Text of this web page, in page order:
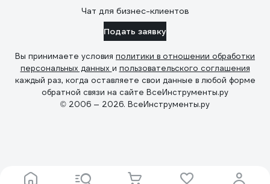
Чат для бизнес-клиентов
Подать заявку
Вы принимаете условия политики в отношении обработки
персональных данных и пользовательского соглашения
каждый раз, когда оставляете свои данные в любой форме
обратной связи на сайте ВсеИнструменты.ру
© 2006 — 2026. ВсеИнструменты.ру